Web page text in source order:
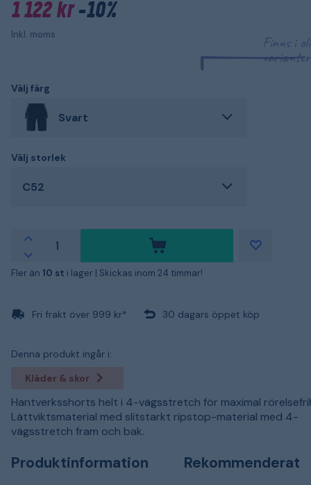
1 122 kr-10%
Inkl. moms
Finns i
varianter
Välj färg
Svart
Välj storlek
C52
Fler än 10 st i lager | Skickas inom 24 timmar!
Fri frakt över 999 kr* 30 dagars öppet köp
Denna produkt ingår i:
Kläder & skor
Hantverksshorts helt i 4-vägsstretch för maximal
Lättviktsmaterial med slitstarkt ripstop-material med 4-
vägsstretch fram och bak.
Produktinformation Rekommenderat